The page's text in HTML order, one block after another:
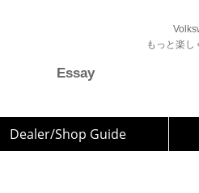
もっと楽し
Essay
Dealer/Shop Guide